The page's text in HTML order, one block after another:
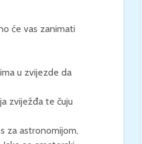
će vas zanimati
u zvijezde da
zviježđa te čuju
za astronomijom,